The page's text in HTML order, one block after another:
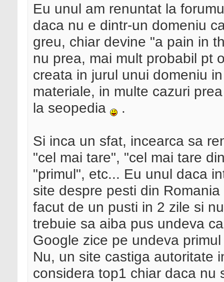
Eu unul am renuntat la
daca nu e dintr-un domeniu
greu, chiar devine "a pain in
nu prea, mai mult probabil pt
creata in jurul unui domeniu
materiale, in multe cazuri
la seopedia
.
Si inca un sfat, incearca sa
"cel mai tare", "cel mai tare
"primul", etc... Eu unul daca
site despre pesti din
facut de un pusti in 2 zile si
trebuie sa aiba pus undeva
Google zice pe undeva
Nu, un site castiga autoritate
considera top1 chiar daca nu